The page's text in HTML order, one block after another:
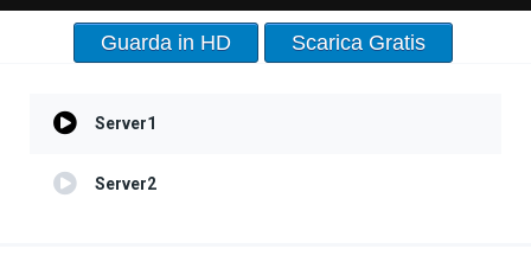
Guarda in HD Scarica Gratis
Server1
Server2